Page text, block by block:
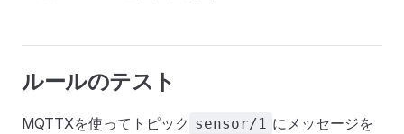
ルールのテスト
MQTTXを使ってトピック sensor/1 にメッセージを